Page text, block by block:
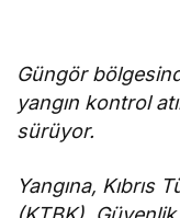
Güngör
yangın kontrol
sürüyor.
Yangına, Kıbrıs